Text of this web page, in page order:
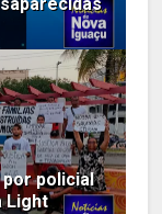
policial
Light